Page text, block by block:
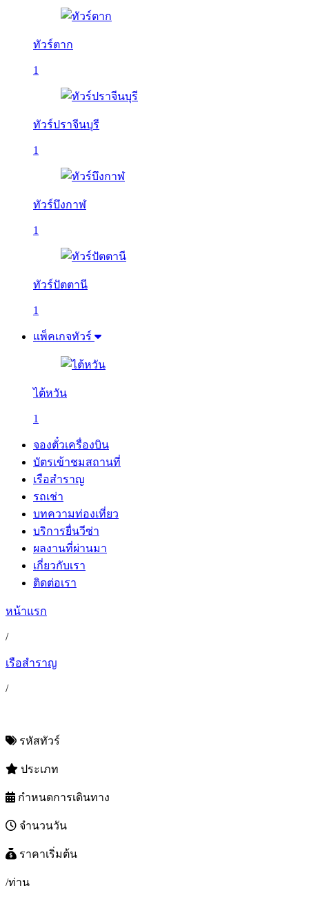
ทัวร์ตาก
1
ทัวร์ปราจีนบุรี
1
ทัวร์บึงกาฬ
1
ทัวร์ปัตตานี
1
แพ็คเกจทัวร์
ไต้หวัน
1
จองตั๋วเครื่องบิน
บัตรเข้าชมสถานที่
เรือสำราญ
รถเช่า
บทความท่องเที่ยว
บริการยื่นวีซ่า
ผลงานที่ผ่านมา
เกี่ยวกับเรา
ติดต่อเรา
หน้าแรก
/
เรือสำราญ
/
รหัสทัวร์
ประเภท
กำหนดการเดินทาง
จำนวนวัน
ราคาเริ่มต้น
/ท่าน